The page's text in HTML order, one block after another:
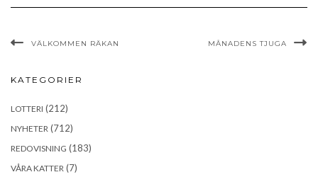
VÄLKOMMEN RÄKAN MÅNADENS TJUGA
KATEGORIER
LOTTERI (212)
NYHETER (712)
REDOVISNING (183)
VÅRA KATTER (7)